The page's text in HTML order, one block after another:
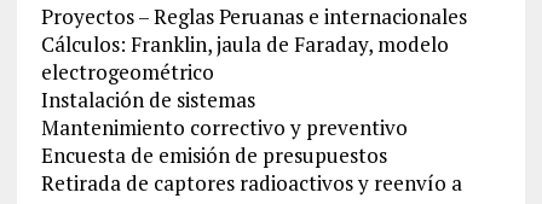
Proyectos – Reglas Peruanas e internacionales
Cálculos: Franklin, jaula de Faraday, modelo
electrogeométrico
Instalación de sistemas
Mantenimiento correctivo y preventivo
Encuesta de emisión de presupuestos
Retirada de captores radioactivos y reenvío a